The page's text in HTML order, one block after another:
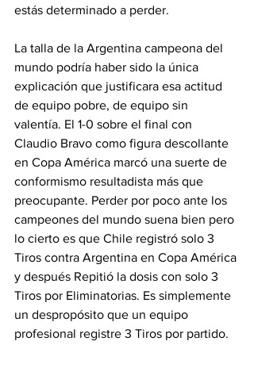
estás determinado a perder.
La talla de la Argentina campeona del
mundo podría haber sido la única
explicación que justificara esa actitud
de equipo pobre, de equipo sin
valentía. El 1-0 sobre el final con
Claudio Bravo como figura descollante
en Copa América marcó una suerte de
conformismo resultadista más que
preocupante. Perder por poco ante los
campeones del mundo suena bien pero
lo cierto es que Chile registró solo 3
Tiros contra Argentina en Copa América
y después Repitió la dosis con solo 3
Tiros por Eliminatorias. Es simplemente
un despropósito que un equipo
profesional registre 3 Tiros por partido.